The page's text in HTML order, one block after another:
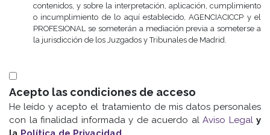
contenidos, y sobre la interpretación, aplicación, cumplimiento
o incumplimiento de lo aquí establecido, AGENCIACICCP y el
PROFESIONAL se someterán a mediación previa a someterse a
la jurisdicción de los Juzgados y Tribunales de Madrid.
Acepto las condiciones de acceso
He leído y acepto el tratamiento de mis datos personales
con la finalidad informada y de acuerdo al Aviso Legaly